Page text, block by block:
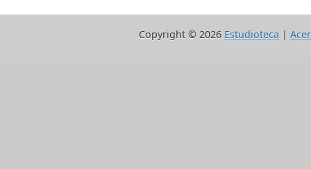
Copyright © 2026 Estudioteca |